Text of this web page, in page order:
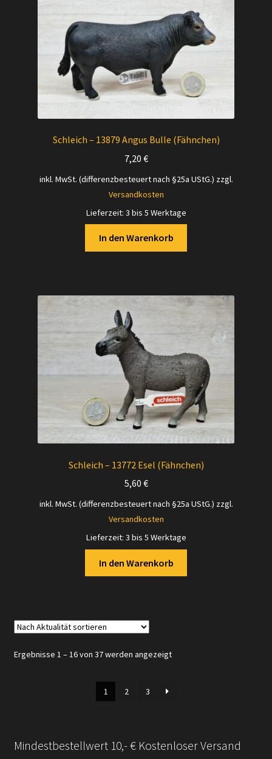
Schleich – 13879 Angus Bulle (Fähnchen)
7,20 €
inkl. MwSt. (differenzbesteuert nach §25a UStG.) zzgl.
Versandkosten
Lieferzeit: 3 bis 5 Werktage
In den Warenkorb
Schleich – 13772 Esel (Fähnchen)
5,60 €
inkl. MwSt. (differenzbesteuert nach §25a UStG.) zzgl.
Versandkosten
Lieferzeit: 3 bis 5 Werktage
In den Warenkorb
Ergebnisse 1 – 16 von 37 werden angezeigtNach
1
2 3
Mindestbestellwert 10,- € Kostenloser Versand